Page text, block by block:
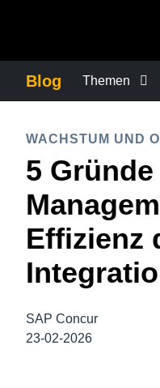
Blog Themen
FÜRSORGEPFLICHT
WACHSTUM UND
5
Effizienz
SAP Concur
23-02-2026